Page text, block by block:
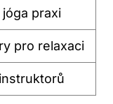
praxi
pro relaxaci